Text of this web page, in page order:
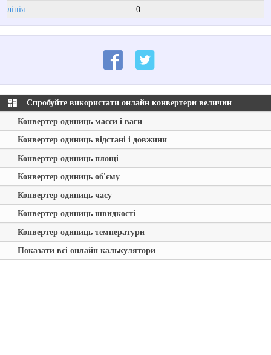
лінія
0
Спробуйте використати онлайн конвертери величин
Конвертер одиниць масси і ваги
Конвертер одиниць відстані і довжини
Конвертер одиниць площі
Конвертер одиниць об'єму
Конвертер одиниць часу
Конвертер одиниць швидкості
Конвертер одиниць температури
Показати всі онлайн калькулятори